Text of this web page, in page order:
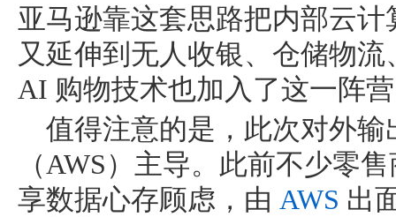
亚马逊靠这套思路把内部云
又延伸到无人收银、仓储物
AI 购物技术也加入了这一阵
值得注意的是，此次对外
（AWS）主导。此前不少零
享数据心存顾虑，由 AWS 出